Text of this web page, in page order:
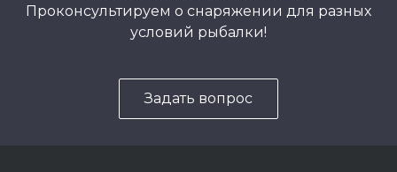
Проконсультируем о снаряжении для разных
условий рыбалки!
Задать вопрос